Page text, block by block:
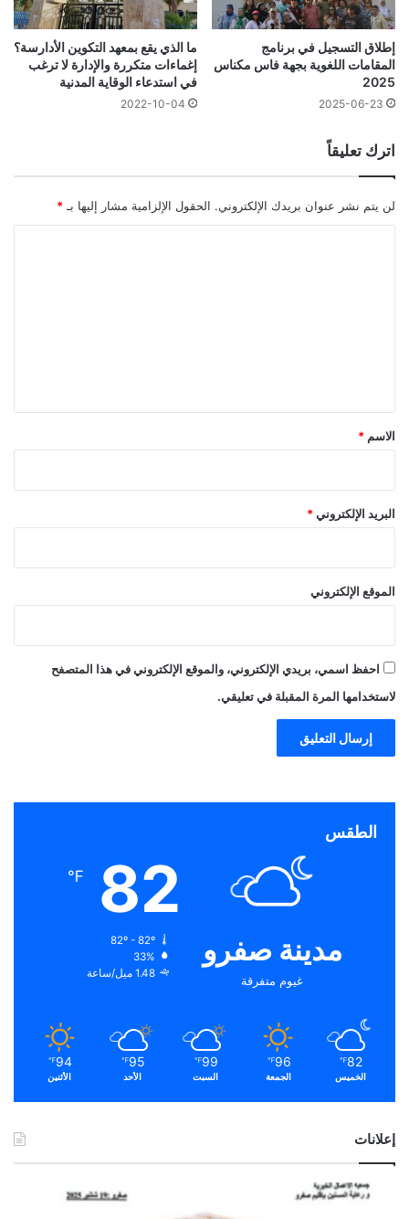
إطلاق التسجيل في برنامج
المقامات اللغوية بجهة فاس مكناس
2025
2025-06-23
ما الذي يقع بمعهد التكوين الأدارسة؟
إغماءات متكررة والإدارة لا ترغب
في استدعاء الوقاية المدنية
2022-10-04
اترك تعليقاً
لن يتم نشر عنوان بريدك الإلكتروني. الحقول الإلزامية مشار إليها بـ *
*
الاسم *
البريد الإلكتروني *
الموقع الإلكتروني
احفظ اسمي، بريدي الإلكتروني، والموقع الإلكتروني في هذا المتصفح
لاستخدامها المرة المقبلة في تعليقي.
الطقس
مدينة صفرو
غيوم متفرقة
82
℉
82º - 82º
33%
1.48 ميل/ساعة
82
℉
الخميس
96
℉
الجمعة
99
℉
السبت
95
℉
الأحد
94
℉
الأثنين
إعلانات